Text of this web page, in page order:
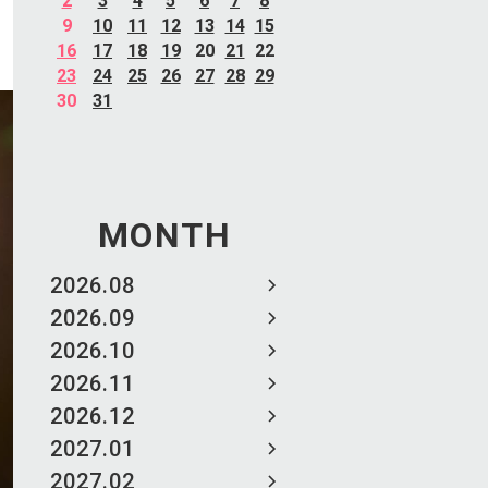
9
10 11 12 13 14 15
16
17 18 19 20 21
22
23
24 25 26 27 28 29
30
31
MONTH
2026.08
2026.09
2026.10
2026.11
2026.12
2027.01
2027.02